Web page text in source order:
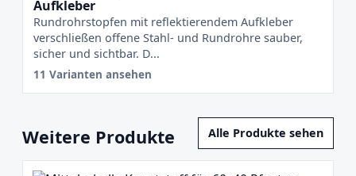
Aufkleber
Rundrohrstopfen mit reflektierendem Aufkleber
verschließen offene Stahl- und Rundrohre sauber,
sicher und sichtbar. D...
11 Varianten ansehen
Weitere Produkte Alle Produkte sehen